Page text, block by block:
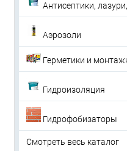
Антисептики,
Аэрозоли
Герметики и
Гидроизоляция
Гидрофобизаторы
Смотреть весь каталог